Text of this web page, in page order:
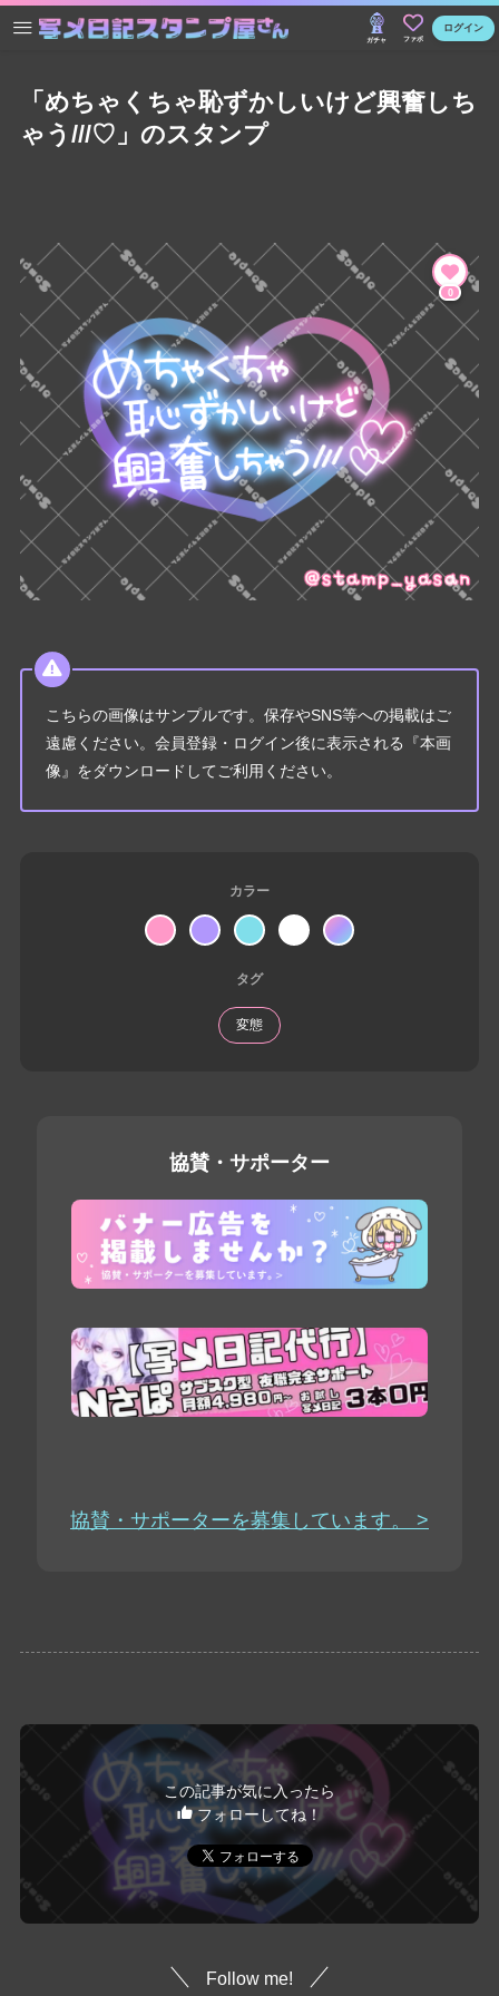
ガチャ ファボ
ログイン
「めちゃくちゃ恥ずかしいけど興奮しち
ゃう///♡」のスタンプ
0
こちらの画像はサンプルです。保存やSNS等への掲載はご
遠慮ください。会員登録・ログイン後に表示される『本画
像』をダウンロードしてご利用ください。
カラー
タグ
変態
協賛・サポーター
協賛・サポーターを募集しています。 >
この記事が気に入ったら
フォローしてね！
Follow me!